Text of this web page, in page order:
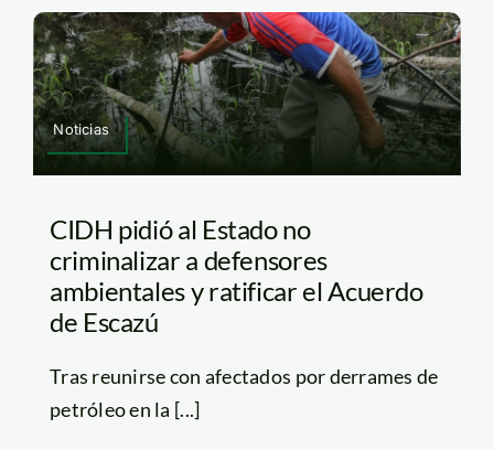
Noticias
CIDH pidió al Estado no
criminalizar a defensores
ambientales y ratificar el Acuerdo
de Escazú
Tras reunirse con afectados por derrames de
petróleo en la [...]